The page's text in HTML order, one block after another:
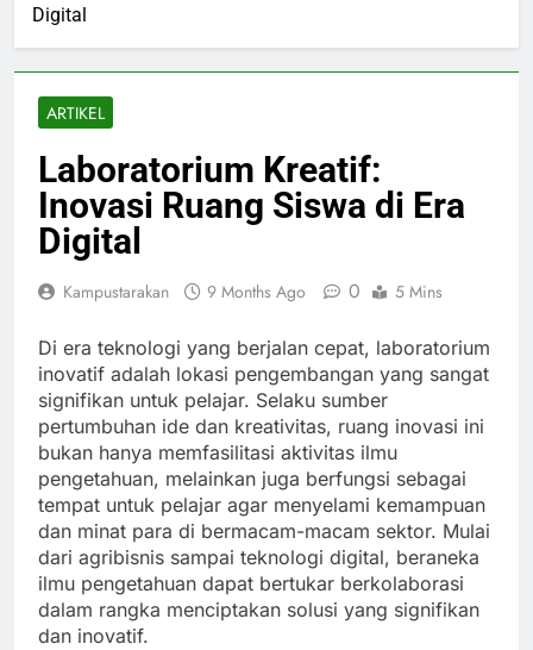
Digital
ARTIKEL
Laboratorium Kreatif:
Inovasi Ruang Siswa di Era
Digital
Kampustarakan 9 Months Ago 0 5 Mins
Di era teknologi yang berjalan cepat, laboratorium
inovatif adalah lokasi pengembangan yang sangat
signifikan untuk pelajar. Selaku sumber
pertumbuhan ide dan kreativitas, ruang inovasi ini
bukan hanya memfasilitasi aktivitas ilmu
pengetahuan, melainkan juga berfungsi sebagai
tempat untuk pelajar agar menyelami kemampuan
dan minat para di bermacam-macam sektor. Mulai
dari agribisnis sampai teknologi digital, beraneka
ilmu pengetahuan dapat bertukar berkolaborasi
dalam rangka menciptakan solusi yang signifikan
dan inovatif.